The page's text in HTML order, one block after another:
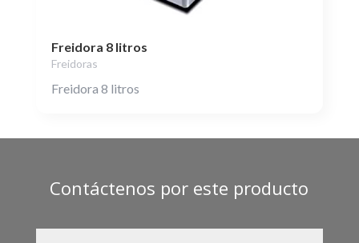
Freidora 8 litros
Freidoras
Freidora 8 litros
Contáctenos por este producto